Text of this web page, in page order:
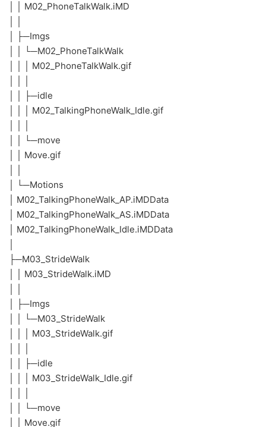
│ │ M02_PhoneTalkWalk.iMD
│ ├─Imgs
│ │ └─M02_PhoneTalkWalk
│ │ │ M02_PhoneTalkWalk.gif
│ │ ├─idle
│ │ │ M02_TalkingPhoneWalk_Idle.gif
│ │ └─move
│ │ Move.gif
│ └─Motions
│ M02_TalkingPhoneWalk_AP.iMDData
│ M02_TalkingPhoneWalk_AS.iMDData
│ M02_TalkingPhoneWalk_Idle.iMDData
├─M03_StrideWalk
│ │ M03_StrideWalk.iMD
│ ├─Imgs
│ │ └─M03_StrideWalk
│ │ │ M03_StrideWalk.gif
│ │ ├─idle
│ │ │ M03_StrideWalk_Idle.gif
│ │ └─move
│ │ Move.gif